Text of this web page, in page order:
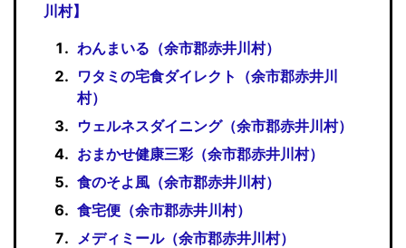
川村】
わんまいる（余市郡赤井川村）
ワタミの宅食ダイレクト（余市郡赤井川
村）
ウェルネスダイニング（余市郡赤井川村）
おまかせ健康三彩（余市郡赤井川村）
食のそよ風（余市郡赤井川村）
食宅便（余市郡赤井川村）
メディミール（余市郡赤井川村）